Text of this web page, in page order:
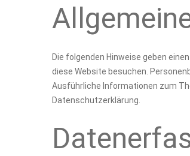
Die folgenden Hinweise geben
diese Website besuchen.
Ausführliche Informationen zum
Datenschutzerklärung.